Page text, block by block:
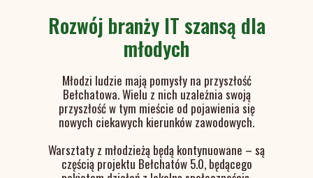
Rozwój branży IT szansą dla
młodych
Młodzi ludzie mają pomysły na przyszłość
Bełchatowa. Wielu z nich uzależnia swoją
przyszłość w tym mieście od pojawienia się
nowych ciekawych kierunków zawodowych.
Warsztaty z młodzieżą będą kontynuowane – są
częścią projektu Bełchatów 5.0, będącego